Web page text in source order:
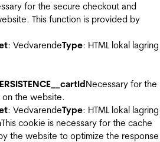
for the secure checkout and
This function is provided by
: VedvarendeType: HTML lokal lagring
Necessary for the
on the website.
: VedvarendeType: HTML lokal lagring
This cookie is necessary for the cache
the website to optimize the response